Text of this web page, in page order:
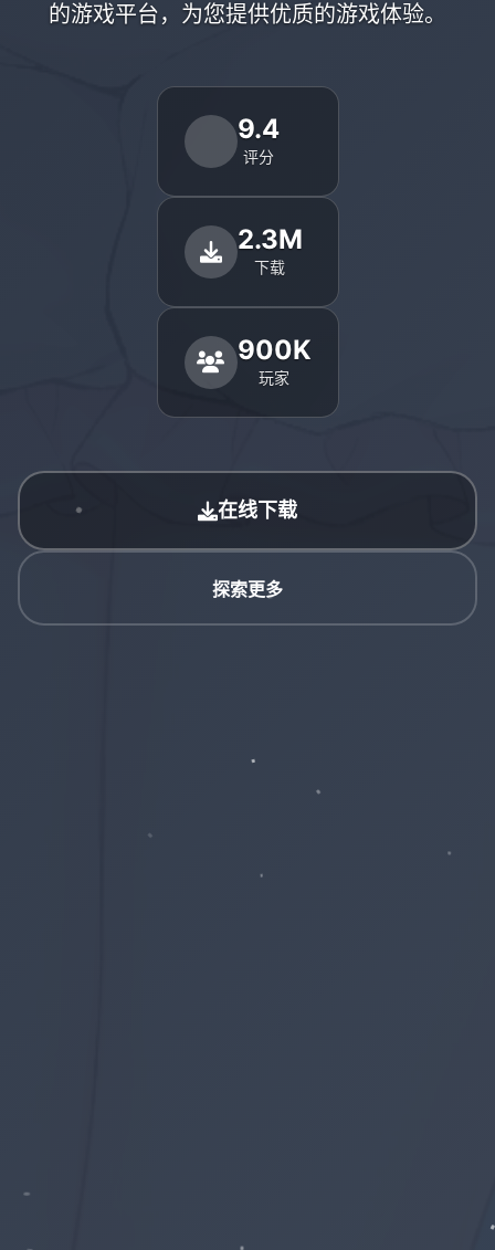
的游戏平台，为您提供优质的游戏体验。
9.4
评分
2.3M
下载
900K
玩家
在线下载
探索更多